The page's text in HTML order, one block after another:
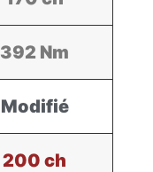
392 Nm
Modifié
200 ch